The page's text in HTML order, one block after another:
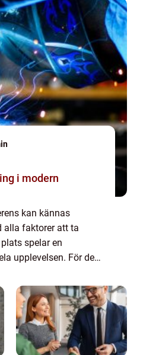
i modern
kan kännas
alla faktorer att ta
spelar en
upplevelsen. För dem